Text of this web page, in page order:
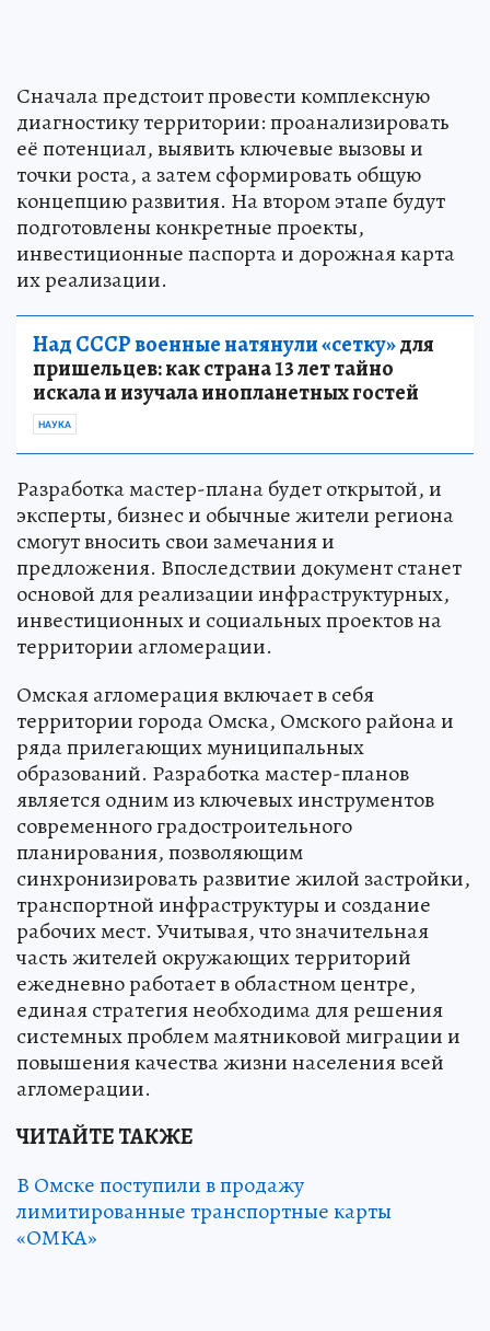
Сначала предстоит провести комплексную
диагностику территории: проанализировать
её потенциал, выявить ключевые вызовы и
точки роста, а затем сформировать общую
концепцию развития. На втором этапе будут
подготовлены конкретные проекты,
инвестиционные паспорта и дорожная карта
их реализации.
Над СССР военные натянули «сетку»для
пришельцев: как страна 13 лет тайно
искала и изучала инопланетных гостей
НАУКА
Разработка мастер-плана будет открытой, и
эксперты, бизнес и обычные жители региона
смогут вносить свои замечания и
предложения. Впоследствии документ станет
основой для реализации инфраструктурных,
инвестиционных и социальных проектов на
территории агломерации.
Омская агломерация включает в себя
территории города Омска, Омского района и
ряда прилегающих муниципальных
образований. Разработка мастер-планов
является одним из ключевых инструментов
современного градостроительного
планирования, позволяющим
синхронизировать развитие жилой застройки,
транспортной инфраструктуры и создание
рабочих мест. Учитывая, что значительная
часть жителей окружающих территорий
ежедневно работает в областном центре,
единая стратегия необходима для решения
системных проблем маятниковой миграции и
повышения качества жизни населения всей
агломерации.
ЧИТАЙТЕ ТАКЖЕ
В Омске поступили в продажу
лимитированные транспортные карты
«ОМКА»